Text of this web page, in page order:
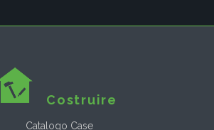
Costruire
Catalogo Case